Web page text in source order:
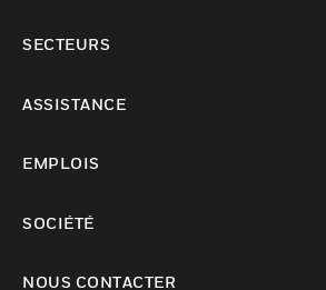
SECTEURS
ASSISTANCE
EMPLOIS
SOCIÉTÉ
NOUS CONTACTER